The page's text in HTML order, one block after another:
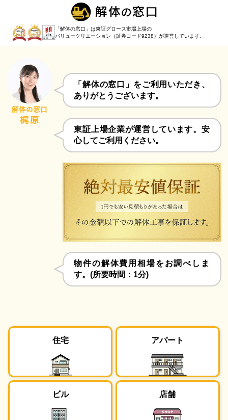
「解体の窓口」は東証グロース市場上場の
バリュークリエーション（証券コード9238）が運営しています。
「解体の窓口」をご利用いただき、
ありがとうございます。
東証上場企業が運営しています。安
心してご利用ください。
物件の解体費用相場をお調べしま
す。(所要時間：1分)
住宅 アパート
ビル 店舗